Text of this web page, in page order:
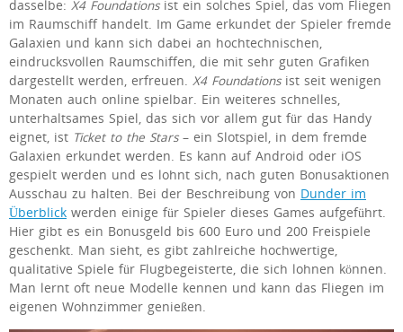
dasselbe: X4 Foundationsist ein solches Spiel, das vom Fliegen
im Raumschiff handelt. Im Game erkundet der Spieler fremde
Galaxien und kann sich dabei an hochtechnischen,
eindrucksvollen Raumschiffen, die mit sehr guten Grafiken
dargestellt werden, erfreuen. X4 Foundationsist seit wenigen
Monaten auch online spielbar. Ein weiteres schnelles,
unterhaltsames Spiel, das sich vor allem gut für das Handy
eignet, ist Ticket to the Stars– ein Slotspiel, in dem fremde
Galaxien erkundet werden. Es kann auf Android oder iOS
gespielt werden und es lohnt sich, nach guten Bonusaktionen
Ausschau zu halten. Bei der Beschreibung von Dunder im
Überblick werden einige für Spieler dieses Games aufgeführt.
Hier gibt es ein Bonusgeld bis 600 Euro und 200 Freispiele
geschenkt. Man sieht, es gibt zahlreiche hochwertige,
qualitative Spiele für Flugbegeisterte, die sich lohnen können.
Man lernt oft neue Modelle kennen und kann das Fliegen im
eigenen Wohnzimmer genießen.